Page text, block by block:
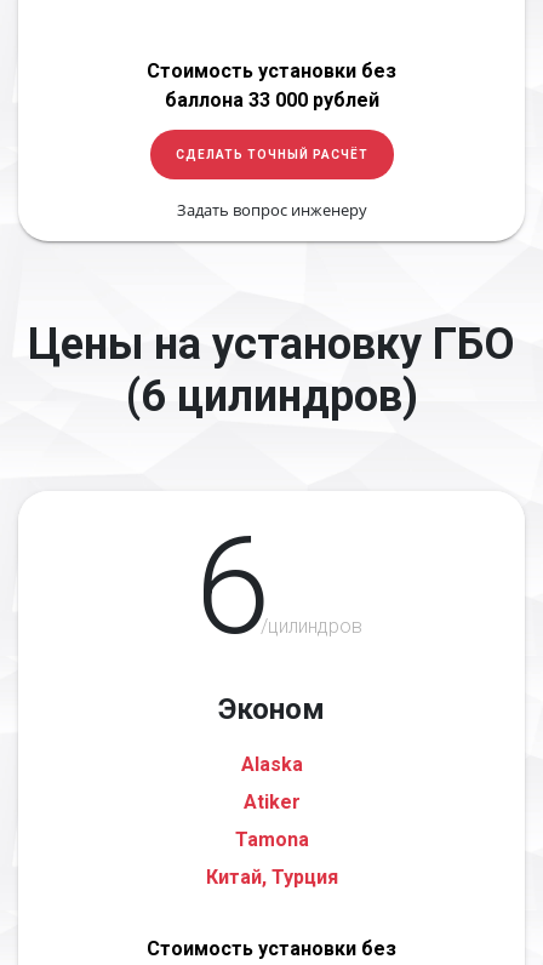
Стоимость установки без
баллона 33 000 рублей
СДЕЛАТЬ ТОЧНЫЙ РАСЧЁТ
Задать вопрос инженеру
Цены на установку ГБО
(6 цилиндров)
6/цилиндров
Эконом
Alaska
Atiker
Tamona
Китай, Турция
Стоимость установки без